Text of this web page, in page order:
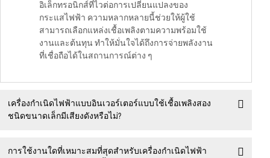
อิเล็กทรอนิกส์ที่ไวต่อการเปลี่ยนแปลงของ
กระแสไฟฟ้า ความหลากหลายนี้ช่วยให้ผู้ใช้
สามารถเลือกแหล่งเชื้อเพลิงตามความพร้อมใช้
งานและต้นทุน ทำให้มั่นใจได้ถึงการจ่ายพลังงาน
ที่เชื่อถือได้ในสถานการณ์ต่าง ๆ
เครื่องกำเนิดไฟฟ้าแบบอินเวอร์เตอร์แบบใช้เชื้อเพลิงสอง
ชนิดขนาดเล็กมีเสียงดังหรือไม่?
การใช้งานใดที่เหมาะสมที่สุดสำหรับเครื่องกำเนิดไฟฟ้า